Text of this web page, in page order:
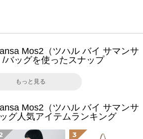
Mos2（ツハル バイ サマンサ
/バッグを使ったスナップ
もっと見る
Mos2（ツハル バイ サマンサ
グ人気アイテムランキング
3